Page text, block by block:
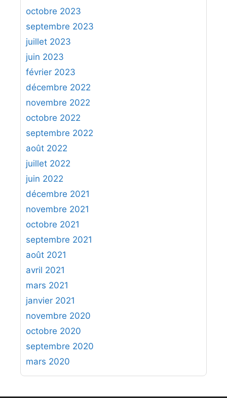
octobre 2023
septembre 2023
juillet 2023
juin 2023
février 2023
décembre 2022
novembre 2022
octobre 2022
septembre 2022
août 2022
juillet 2022
juin 2022
décembre 2021
novembre 2021
octobre 2021
septembre 2021
août 2021
avril 2021
mars 2021
janvier 2021
novembre 2020
octobre 2020
septembre 2020
mars 2020